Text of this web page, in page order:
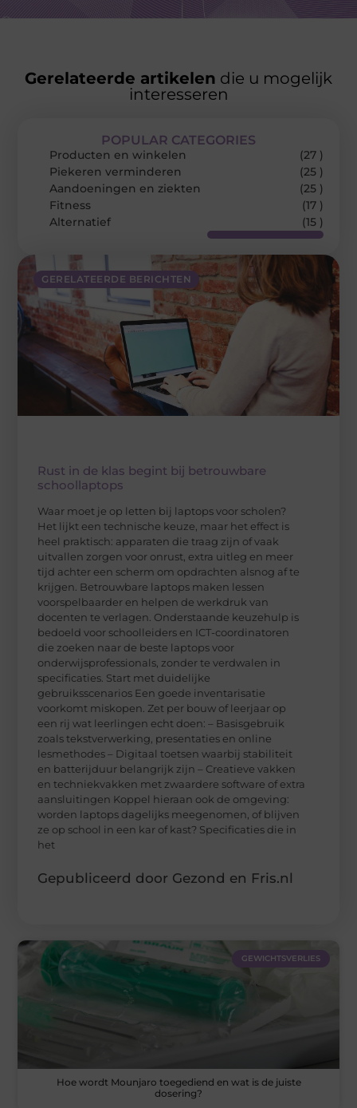
Gerelateerde artikelen die u mogelijk
interesseren
GERELATEERDE BERICHTEN
Rust in de klas begint bij betrouwbare
schoollaptops
Waar moet je op letten bij laptops voor scholen?
Het lijkt een technische keuze, maar het effect is
heel praktisch: apparaten die traag zijn of vaak
uitvallen zorgen voor onrust, extra uitleg en meer
tijd achter een scherm om opdrachten alsnog af te
krijgen. Betrouwbare laptops maken lessen
voorspelbaarder en helpen de werkdruk van
docenten te verlagen. Onderstaande keuzehulp is
bedoeld voor schoolleiders en ICT-coordinatoren
die zoeken naar de beste laptops voor
onderwijsprofessionals, zonder te verdwalen in
specificaties. Start met duidelijke
gebruiksscenarios Een goede inventarisatie
voorkomt miskopen. Zet per bouw of leerjaar op
een rij wat leerlingen echt doen: – Basisgebruik
zoals tekstverwerking, presentaties en online
lesmethodes – Digitaal toetsen waarbij stabiliteit
en batterijduur belangrijk zijn – Creatieve vakken
en techniekvakken met zwaardere software of extra
aansluitingen Koppel hieraan ook de omgeving:
worden laptops dagelijks meegenomen, of blijven
ze op school in een kar of kast? Specificaties die in
het
Gepubliceerd door Gezond en Fris.nl
POPULAR CATEGORIES
Producten en winkelen
(27 )
Piekeren verminderen
(25 )
Aandoeningen en ziekten
(25 )
Fitness
(17 )
Alternatief
(15 )
GEWICHTSVERLIES
Hoe wordt Mounjaro toegediend en wat is de juiste
dosering?